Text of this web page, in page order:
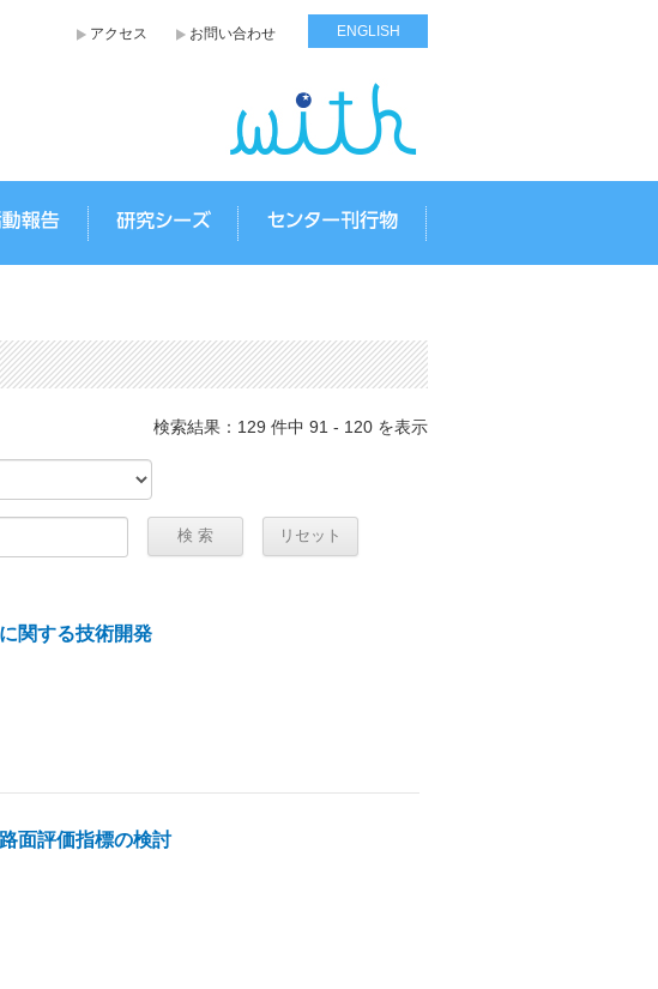
アクセス お問い合わせ ENGLISH
テーマ 活動報告 研究シーズ センター刊行物
検索結果：129 件中 91 - 120 を表示
関する技術開発
面評価指標の検討